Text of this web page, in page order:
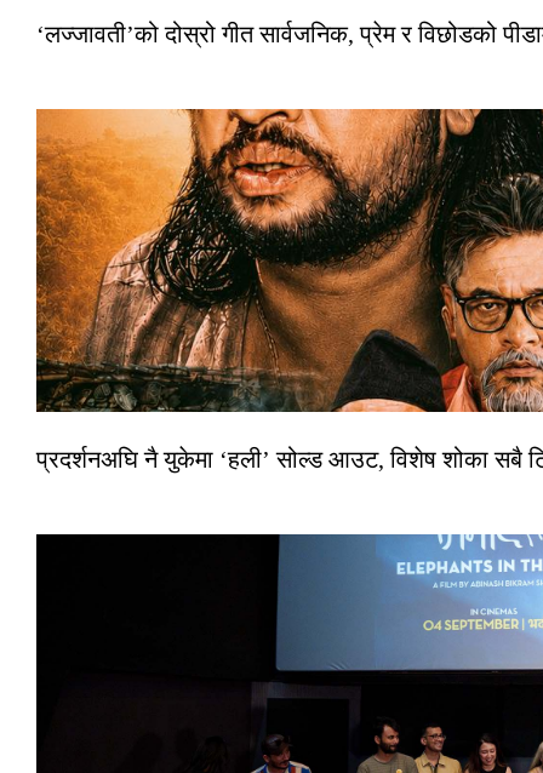
‘लज्जावती’को दोस्रो गीत सार्वजनिक, प्रेम र विछोडको
प्रदर्शनअघि नै युकेमा ‘हली’ सोल्ड आउट, विशेष शोका सबै